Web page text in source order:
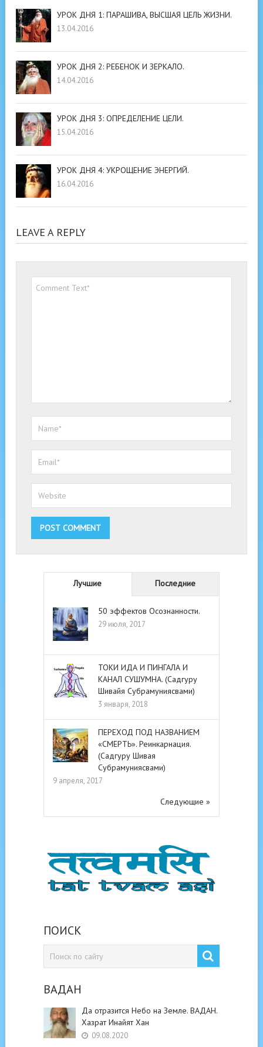
УРОК ДНЯ 1: ПАРАШИВА, ВЫСШАЯ ЦЕЛЬ ЖИЗНИ.
13.04.2016
УРОК ДНЯ 2: РЕБЕНОК И ЗЕРКАЛО.
14.04.2016
УРОК ДНЯ 3: ОПРЕДЕЛЕНИЕ ЦЕЛИ.
15.04.2016
УРОК ДНЯ 4: УКРОЩЕНИЕ ЭНЕРГИЙ.
16.04.2016
LEAVE A REPLY
Лучшие Последние
50 эффектов Осознанности.
29 июля, 2017
ТОКИ ИДА И ПИНГАЛА И
КАНАЛ СУШУМНА. (Садгуру
Шивайя Субрамуниясвами)
3 января, 2018
ПЕРЕХОД ПОД НАЗВАНИЕМ
«СМЕРТЬ». Реинкарнация.
(Садгуру Шивая
Субрамуниясвами)
9 апреля, 2017
Следующие »
ПОИСК
ВАДАН
Да отразится Небо на Земле. ВАДАН.
Хазрат Инайят Хан
09.08.2020